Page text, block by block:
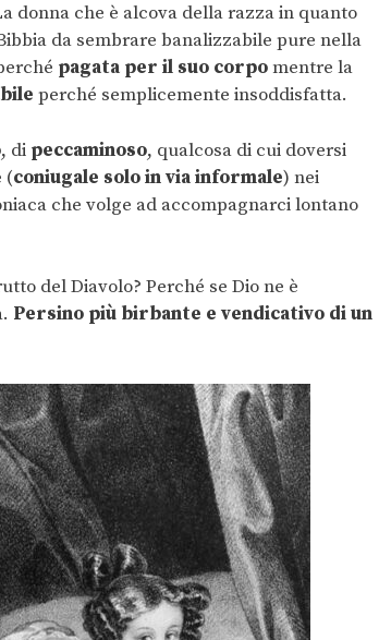
donna che è alcova della razza in quanto
da sembrare banalizzabile pure nella
pagata per il suo corpomentre la
perché semplicemente insoddisfatta.
, di peccaminoso, qualcosa di cui doversi
(coniugale solo in via informale) nei
che volge ad accompagnarci lontano
del Diavolo? Perché se Dio ne è
Persino più birbante e vendicativo di un